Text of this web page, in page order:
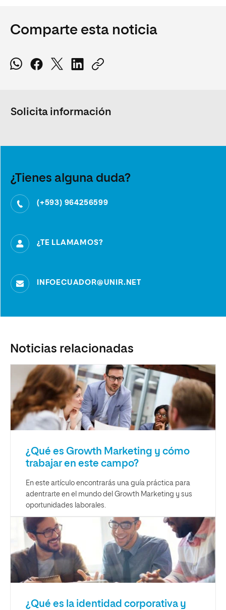
Comparte esta noticia
Solicita información
¿Tienes alguna duda?
(+593) 964256599
¿TE LLAMAMOS?
INFOECUADOR@UNIR.NET
Noticias relacionadas
¿Qué es Growth Marketing y cómo
trabajar en este campo?
En este artículo encontrarás una guía práctica para
adentrarte en el mundo del Growth Marketing y sus
oportunidades laborales.
¿Qué es la identidad corporativa y